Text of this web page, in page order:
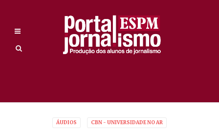
ÁUDIOS CBN - UNIVERSIDADE NO AR